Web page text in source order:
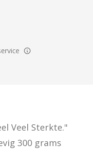
Veel Sterkte."
300 grams